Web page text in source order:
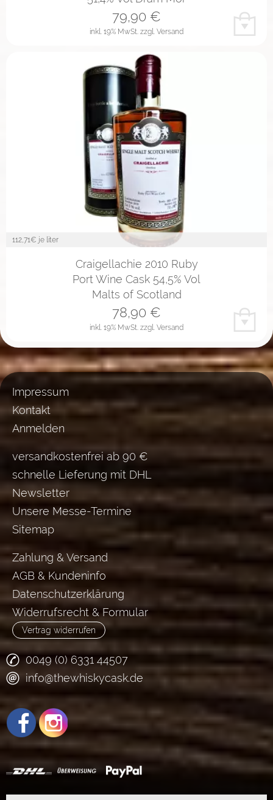
inkl. 19% MwSt. zzgl. Versand
79,90 €
112,71€ je liter
Craigellachie 2010 Ruby
Port Wine Cask 54,5% Vol
Malts of Scotland
inkl. 19% MwSt. zzgl. Versand
78,90 €
Impressum
Kontakt
Anmelden
versandkostenfrei ab 90 €
schnelle Lieferung mit DHL
Newsletter
Unsere Messe-Termine
Sitemap
Zahlung & Versand
AGB & Kundeninfo
Datenschutzerklärung
Widerrufsrecht & Formular
Vertrag widerrufen
0049 (0) 6331 44507
info@thewhiskycask.de